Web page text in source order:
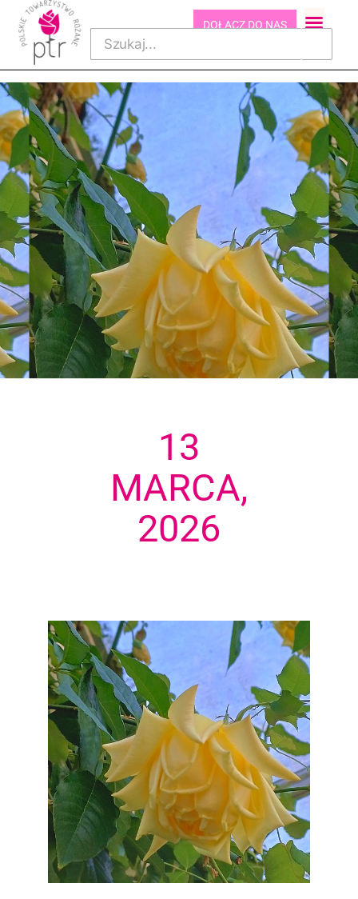
DOŁĄCZ DO NAS
13
MARCA,
2026